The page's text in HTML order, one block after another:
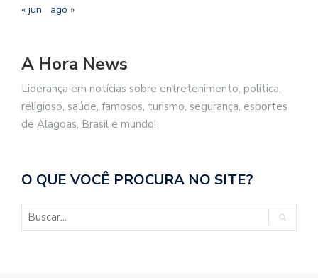
« jun ago »
A Hora News
Liderança em notícias sobre entretenimento, politica,
religioso, saúde, famosos, turismo, segurança, esportes
de Alagoas, Brasil e mundo!
O QUE VOCÊ PROCURA NO SITE?